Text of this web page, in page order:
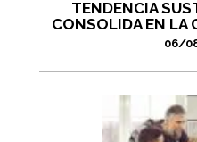
TENDENCIA
CONSOLIDA EN LA
06/